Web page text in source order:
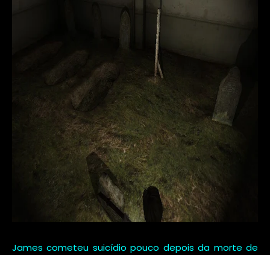
James cometeu suicídio pouco depois da morte de